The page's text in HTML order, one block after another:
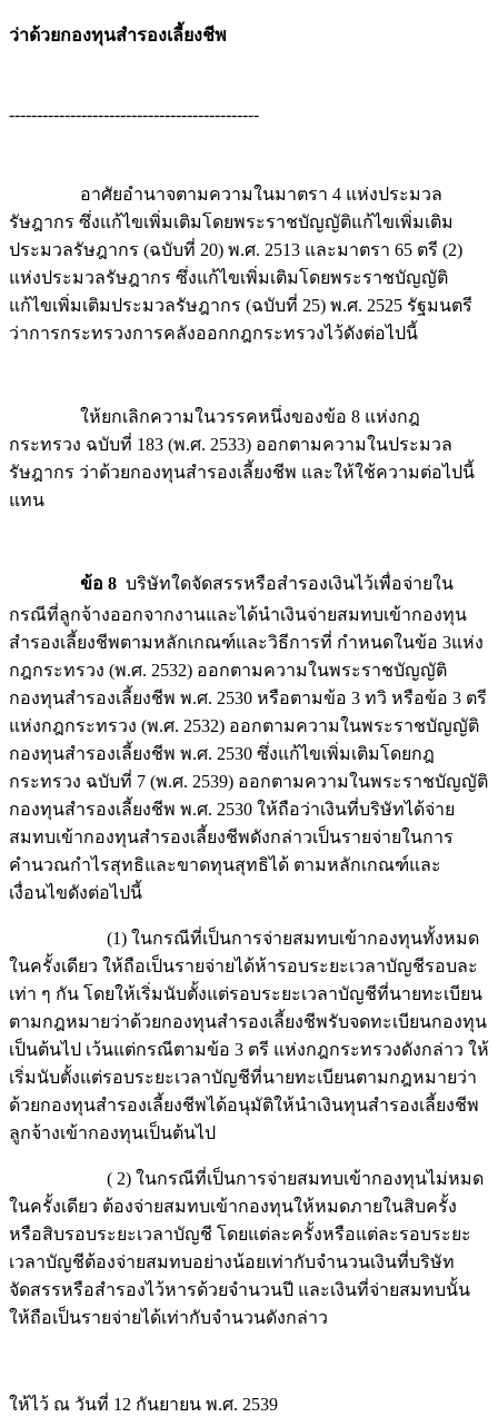
ว่าด้วยกองทุนสำรองเลี้ยงชีพ
---------------------------------------------
อาศัยอำนาจตามความในมาตรา 4 แห่งประมวล
รัษฎากร ซึ่งแก้ไขเพิ่มเติมโดยพระราชบัญญัติแก้ไขเพิ่มเติม
ประมวลรัษฎากร (ฉบับที่ 20) พ.ศ. 2513 และมาตรา 65 ตรี (2)
แห่งประมวลรัษฎากร ซึ่งแก้ไขเพิ่มเติมโดยพระราชบัญญัติ
แก้ไขเพิ่มเติมประมวลรัษฎากร (ฉบับที่ 25) พ.ศ. 2525 รัฐมนตรี
ว่าการกระทรวงการคลังออกกฎกระทรวงไว้ดังต่อไปนี้
ให้ยกเลิกความในวรรคหนึ่งของข้อ 8 แห่งกฎ
กระทรวง ฉบับที่ 183 (พ.ศ. 2533) ออกตามความในประมวล
รัษฎากร ว่าด้วยกองทุนสำรองเลี้ยงชีพ และให้ใช้ความต่อไปนี้
แทน
ข้อ 8 บริษัทใดจัดสรรหรือสำรองเงินไว้เพื่อจ่ายใน
กรณีที่ลูกจ้างออกจากงานและได้นำเงินจ่ายสมทบเข้ากองทุน
สำรองเลี้ยงชีพตามหลักเกณฑ์และวิธีการที่ กำหนดในข้อ 3แห่ง
กฎกระทรวง (พ.ศ. 2532) ออกตามความในพระราชบัญญัติ
กองทุนสำรองเลี้ยงชีพ พ.ศ. 2530 หรือตามข้อ 3 ทวิ หรือข้อ 3 ตรี
แห่งกฎกระทรวง (พ.ศ. 2532) ออกตามความในพระราชบัญญัติ
กองทุนสำรองเลี้ยงชีพ พ.ศ. 2530 ซึ่งแก้ไขเพิ่มเติมโดยกฎ
กระทรวง ฉบับที่ 7 (พ.ศ. 2539) ออกตามความในพระราชบัญญัติ
กองทุนสำรองเลี้ยงชีพ พ.ศ. 2530 ให้ถือว่าเงินที่บริษัทได้จ่าย
สมทบเข้ากองทุนสำรองเลี้ยงชีพดังกล่าวเป็นรายจ่ายในการ
คำนวณกำไรสุทธิและขาดทุนสุทธิได้ ตามหลักเกณฑ์และ
เงื่อนไขดังต่อไปนี้
(1) ในกรณีที่เป็นการจ่ายสมทบเข้ากองทุนทั้งหมด
ในครั้งเดียว ให้ถือเป็นรายจ่ายได้ห้ารอบระยะเวลาบัญชีรอบละ
เท่า ๆ กัน โดยให้เริ่มนับตั้งแต่รอบระยะเวลาบัญชีที่นายทะเบียน
ตามกฎหมายว่าด้วยกองทุนสำรองเลี้ยงชีพรับจดทะเบียนกองทุน
เป็นต้นไป เว้นแต่กรณีตามข้อ 3 ตรี แห่งกฎกระทรวงดังกล่าว ให้
เริ่มนับตั้งแต่รอบระยะเวลาบัญชีที่นายทะเบียนตามกฎหมายว่า
ด้วยกองทุนสำรองเลี้ยงชีพได้อนุมัติให้นำเงินทุนสำรองเลี้ยงชีพ
ลูกจ้างเข้ากองทุนเป็นต้นไป
( 2) ในกรณีที่เป็นการจ่ายสมทบเข้ากองทุนไม่หมด
ในครั้งเดียว ต้องจ่ายสมทบเข้ากองทุนให้หมดภายในสิบครั้ง
หรือสิบรอบระยะเวลาบัญชี โดยแต่ละครั้งหรือแต่ละรอบระยะ
เวลาบัญชีต้องจ่ายสมทบอย่างน้อยเท่ากับจำนวนเงินที่บริษัท
จัดสรรหรือสำรองไว้หารด้วยจำนวนปี และเงินที่จ่ายสมทบนั้น
ให้ถือเป็นรายจ่ายได้เท่ากับจำนวนดังกล่าว
ให้ไว้ ณ วันที่ 12 กันยายน พ.ศ. 2539